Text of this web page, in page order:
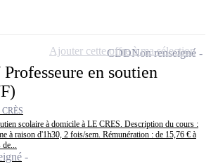
en soutien
CRÈS
scolaire à domicile à LE CRES. Description du cours :
à raison d'1h30, 2 fois/sem. Rémunération : de 15,76 € à
CDDNon renseigné
Ajouter cette offre à ma sélection